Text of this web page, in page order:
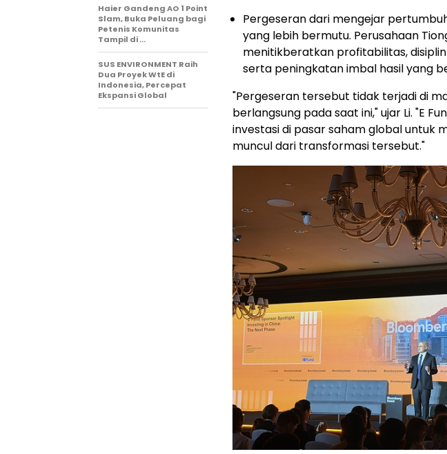
Pergeseran dari mengejar
yang lebih bermutu. Perusahaan
menitikberatkan profitabilitas,
serta peningkatan imbal hasil yang
"Pergeseran tersebut tidak terjadi di
berlangsung pada saat ini," ujar Li. "E
investasi di pasar saham global untuk
muncul dari transformasi tersebut."
Haier Gandeng AO 1 Point
Slam, Buka Peluang bagi
Petenis Komunitas
Tampil di …
SUS ENVIRONMENT Raih
Dua Proyek WtE di
Indonesia, Percepat
Ekspansi Global